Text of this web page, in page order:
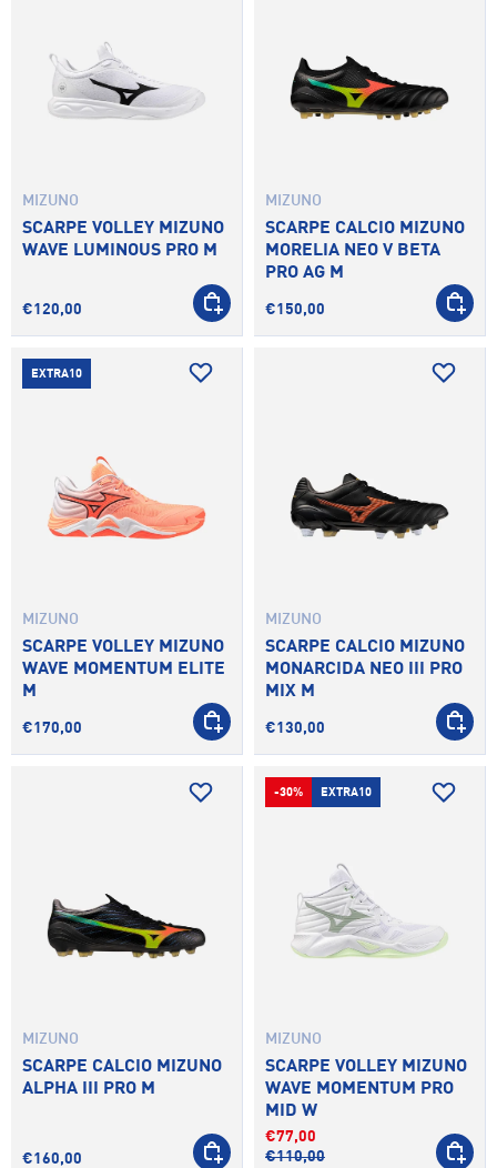
MIZUNO
SCARPE VOLLEY MIZUNO
WAVE LUMINOUS PRO M
€120,00
SCEGLI OPZIONI
MIZUNO
SCARPE CALCIO MIZUNO
MORELIA NEO V BETA
PRO AG M
€150,00
SCEGLI
EXTRA10
MIZUNO
SCARPE VOLLEY MIZUNO
WAVE MOMENTUM ELITE
M
€170,00
SCEGLI OPZIONI
MIZUNO
SCARPE CALCIO MIZUNO
MONARCIDA NEO III PRO
MIX M
€130,00
MIZUNO
SCARPE CALCIO MIZUNO
ALPHA III PRO M
€160,00
SCEGLI OPZIONI
-30% EXTRA10
MIZUNO
SCARPE VOLLEY MIZUNO
WAVE MOMENTUM PRO
MID W
€77,00
€110,00